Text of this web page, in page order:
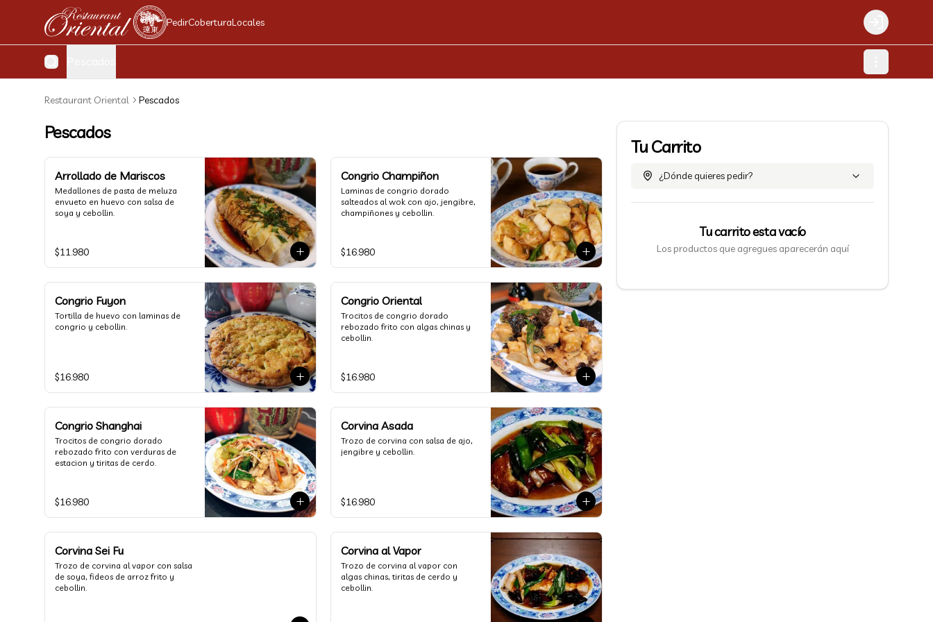
PedirCoberturaLocales Login
Restaurant Oriental Pescados
Pescados
Arrollado de Mariscos
Medallones de pasta de meluza
envueto en huevo con salsa de
soya y cebollin.
$11.980
Congrio Champiñon
Laminas de congrio dorado
salteados al wok con ajo, jengibre,
champiñones y cebollin.
$16.980
Congrio Fuyon
Tortilla de huevo con laminas de
congrio y cebollin.
$16.980
Congrio Oriental
Trocitos de congrio dorado
rebozado frito con algas chinas y
cebollin.
$16.980
Congrio Shanghai
Trocitos de congrio dorado
rebozado frito con verduras de
estacion y tiritas de cerdo.
$16.980
Corvina Asada
Trozo de corvina con salsa de ajo,
jengibre y cebollin.
$16.980
Corvina Sei Fu
Trozo de corvina al vapor con salsa
de soya, fideos de arroz frito y
cebollin.
Corvina al Vapor
Trozo de corvina al vapor con
algas chinas, tiritas de cerdo y
cebollin.
Tu Carrito
¿Dónde quieres pedir?
Tu carrito esta vacío
Los productos que agregues aparecerán aquí